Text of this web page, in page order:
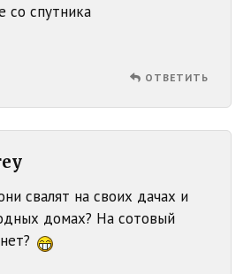
со спутника
ОТВЕТИТЬ
свалят на своих дачах и
домах? На сотовый